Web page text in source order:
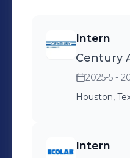
Intern
Century
2025-5 -
Houston,
Intern